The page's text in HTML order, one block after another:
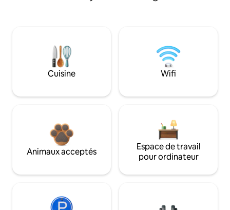
Cuisine Wifi
Animaux acceptés
Espace de travail
pour ordinateur